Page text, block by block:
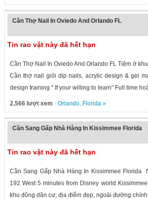
Cần Thợ Nail In Oviedo And Orlando FL
Tin rao vặt này đã hết hạn
Cần Thợ Nail In Oviedo And Orlando FL Tiệm ở
Cần thợ nail giỏi dip nails, acrylic design & gel
design training " If your willing to learn" Full time
2,566 lượt xem · Orlando, Florida»
Cần Sang Gấp Nhà Hàng In Kissimmee Florida
Tin rao vặt này đã hết hạn
Cần Sang Gấp Nhà Hàng In Kissimmee Florida
192 West 5 minutes from Disney world
khu đông dân cư, địa điểm đẹp, ngoài đường